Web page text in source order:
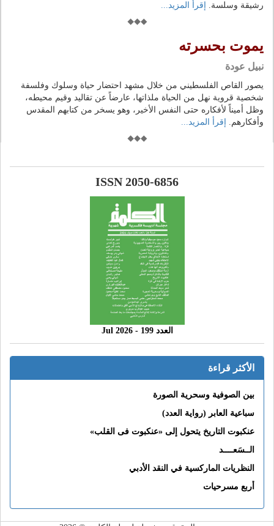
رشيقة وسلسة.
إقرأ المزيد...
يموت بحسرته
نبيل عودة
يصور القاص الفلسطيني من خلال مشهد احتضار حياة وسلوك وفلسفة
شخصية قروية نهل من الحياة ملذاتها، عارضاً عن تقاليد وقيم محيطه،
وظل أميناً لأفكاره حتى النفس الأخير، وهو يسخر من كتابهم المقدس
وأفكارهم.
إقرأ المزيد...
ISSN 2050-6856
العدد 199 - 2026 Jul
الأكثر قراءة
بين الصوفية وسحرية الصورة
سباعية العابر (رواية العدد)
عنكبوت التاريخ يتحول إلى «عنكبوت فى القلب»
الــسَعــــد
النظريات الماركسية في النقد الأدبي
أربع مسرحيات